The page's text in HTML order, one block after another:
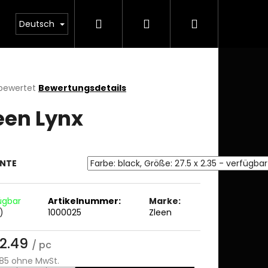
Deutsch SuchenLogin Warenkorb
Bewertungsdetails
Lynx
Artikelnummer:
1000025
Marke:
Zleen
/ pc
ohne MwSt.